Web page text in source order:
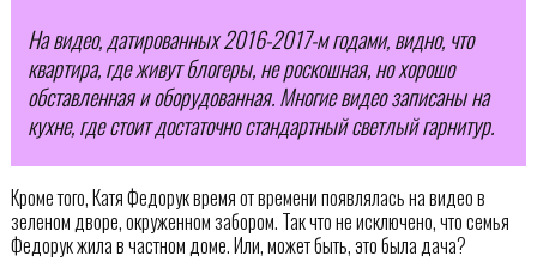
На видео, датированных 2016-2017-м годами, видно, что
квартира, где живут блогеры, не роскошная, но хорошо
обставленная и оборудованная. Многие видео записаны на
кухне, где стоит достаточно стандартный светлый гарнитур.
Кроме того, Катя Федорук время от времени появлялась на видео в
зеленом дворе, окруженном забором. Так что не исключено, что семья
Федорук жила в частном доме. Или, может быть, это была дача?